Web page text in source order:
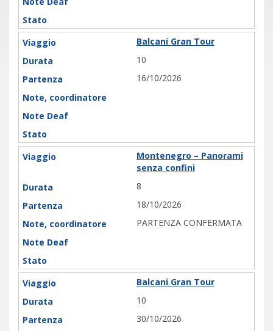
Balcani Gran Tour
10
16/10/2026
Montenegro – Panorami
senza confini
8
18/10/2026
PARTENZA CONFERMATA
Balcani Gran Tour
10
30/10/2026